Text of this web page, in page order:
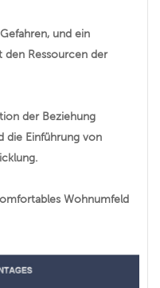
und ein
den Ressourcen der
der Beziehung
die Einführung von
Wohnumfeld